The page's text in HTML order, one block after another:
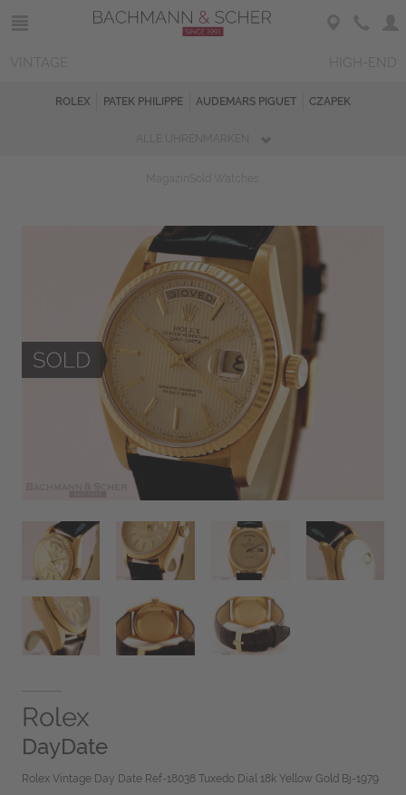
ROLEX PATEK PHILIPPE AUDEMARS PIGUET CZAPEK
Rolex
DayDate
Rolex Vintage Day Date Ref-18038 Tuxedo Dial 18k Yellow Gold Bj-1979